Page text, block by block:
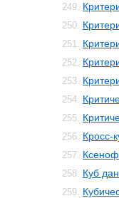
249.
250.
251.
252.
253.
254.
255.
256. Кросс-
257.
258. Куб
259.